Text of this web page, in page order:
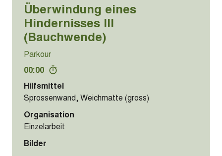
Überwindung eines
Hindernisses II (Bauchwende)
Parkour
00:00
Hilfsmittel
Barren, Weichmatte (klein)
Einzelarbeit